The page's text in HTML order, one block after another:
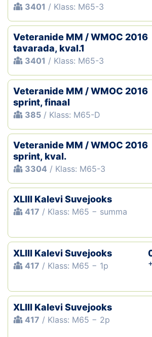
3401 / Klass: M65-3
Veteranide MM / WMOC 2016
tavarada, kval.1
3401 / Klass: M65-3
Veteranide MM / WMOC 2016
sprint, finaal
385 / Klass: M65-D
Veteranide MM / WMOC 2016
sprint, kval.
3304 / Klass: M65-3
XLIII Kalevi Suvejooks
417 / Klass: M65 − summa
XLIII Kalevi Suvejooks
417 / Klass: M65 − 1p
XLIII Kalevi Suvejooks
417 / Klass: M65 − 2p